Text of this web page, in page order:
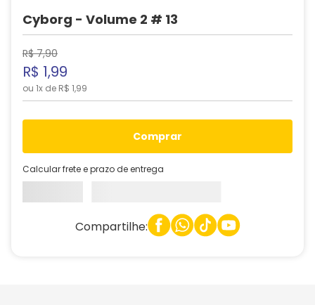
Cyborg - Volume 2 # 13
R$ 7,90
R$ 1,99
ou 1x de R$ 1,99
comprar
Calcular frete e prazo de entrega
Compartilhe: